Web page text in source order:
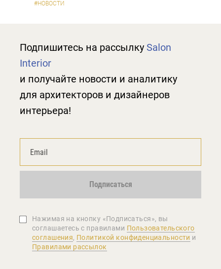
#НОВОСТИ
Подпишитесь на рассылку Salon
Interior
и получайте новости и аналитику
для архитекторов и дизайнеров
интерьера!
Подписаться
Нажимая на кнопку «Подписаться», вы
соглашаетеcь с правилами Пользовательского
соглашения, Политикой конфиденциальности и
Правилами рассылок